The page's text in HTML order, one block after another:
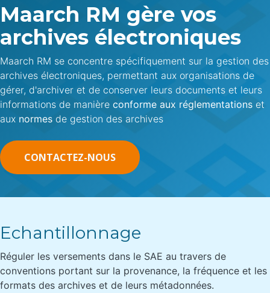
Maarch RM gère vos
archives électroniques
Maarch RM se concentre spécifiquement sur la gestion des
archives électroniques, permettant aux organisations de
gérer, d'archiver et de conserver leurs documents et leurs
informations de manière conforme aux réglementations et
aux normes de gestion des archives
CONTACTEZ-NOUS​​​​
Echantillonnage
Réguler les versements dans le SAE au travers de
conventions portant sur la provenance, la fréquence et les
formats des archives et de leurs métadonnées.